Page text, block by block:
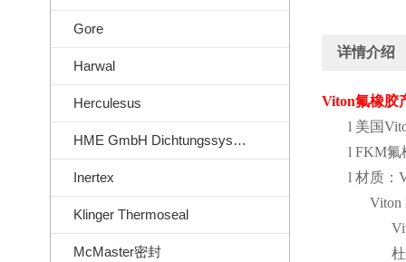
Gore
Harwal
Herculesus
HME GmbH Dichtungssysteme
Inertex
Klinger Thermoseal
McMaster密封
详情介绍
Viton氟橡胶
l 美国
l FKM氟
l 材质：
Viton